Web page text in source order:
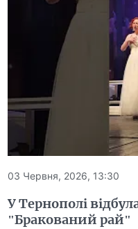
03 Червня, 2026, 13:30
У Тернополі
"Бракований рай"